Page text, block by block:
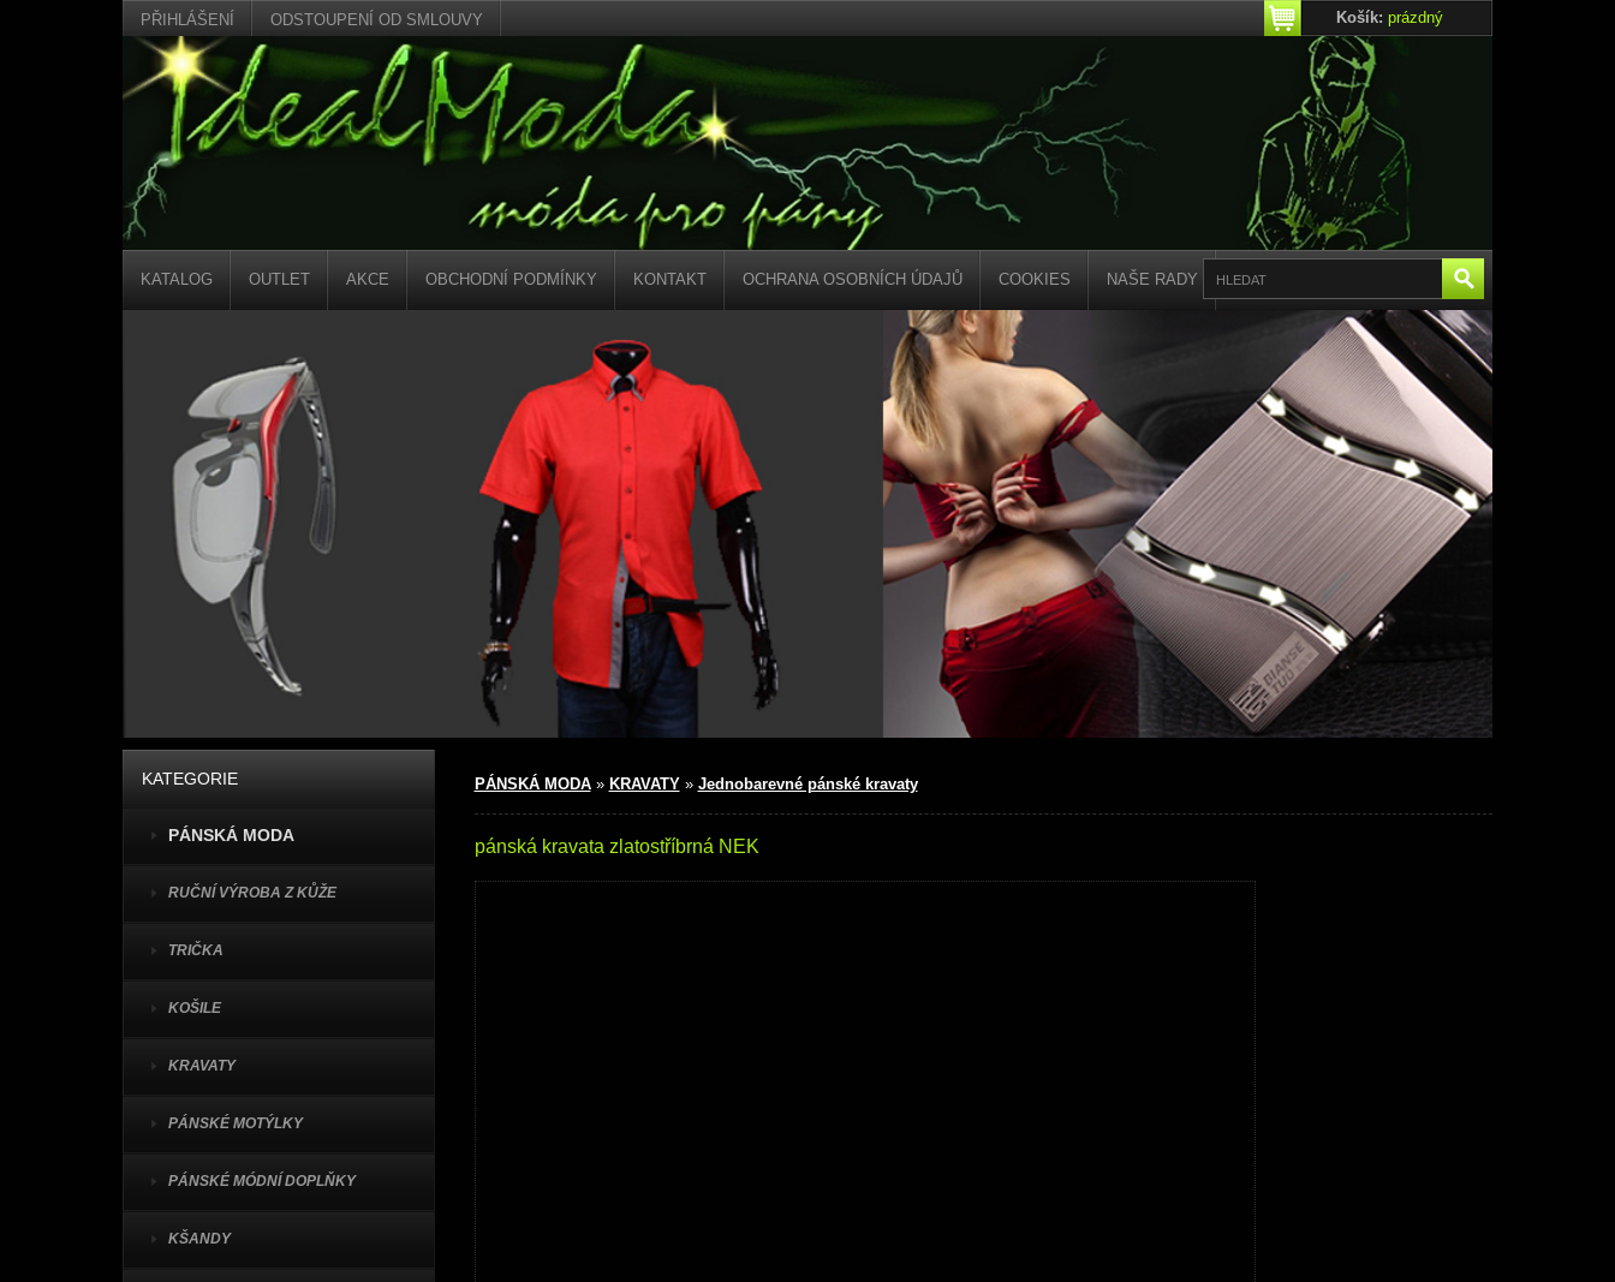
PŘIHLÁŠENÍ ODSTOUPENÍ OD SMLOUVY Košík: prázdný
KATALOG OUTLET AKCE OBCHODNÍ PODMÍNKY KONTAKT OCHRANA OSOBNÍCH ÚDAJŮ COOKIES NAŠE RADY
KATEGORIE
PÁNSKÁ MODA
RUČNÍ VÝROBA Z KŮŽE
TRIČKA
KOŠILE
KRAVATY
PÁNSKÉ MOTÝLKY
PÁNSKÉ MÓDNÍ DOPLŇKY
KŠANDY
PÁNSKÁ MODA» KRAVATY» Jednobarevné pánské kravaty
pánská kravata zlatostříbrná NEK